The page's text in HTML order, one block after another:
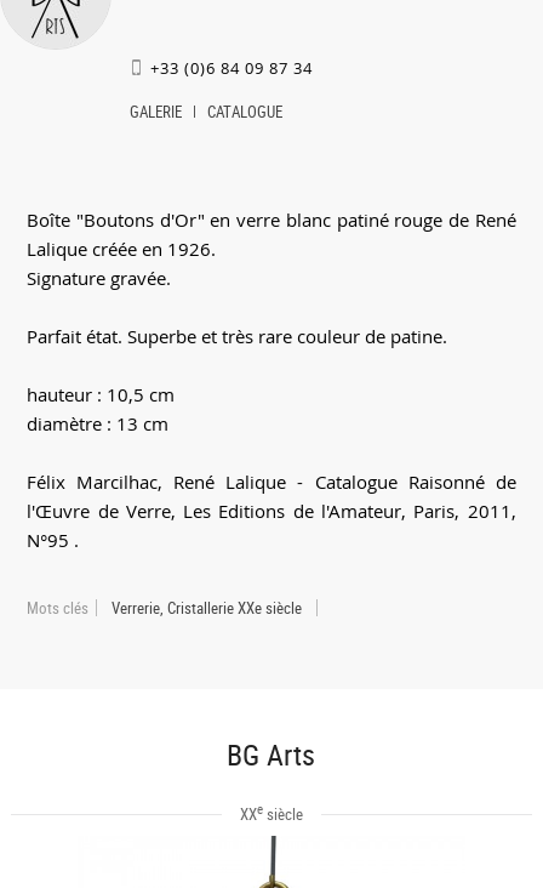
+33 (0)6 84 09 87 34
GALERIE CATALOGUE
Boîte "Boutons d'Or" en verre blanc patiné rouge de René
Lalique créée en 1926.
Signature gravée.
Parfait état. Superbe et très rare couleur de patine.
hauteur : 10,5 cm
diamètre : 13 cm
Félix Marcilhac, René Lalique - Catalogue Raisonné de
l'Œuvre de Verre, Les Editions de l'Amateur, Paris, 2011,
N°95 .
Mots clés Verrerie, Cristallerie XXe siècle
BG Arts
XXesiècle